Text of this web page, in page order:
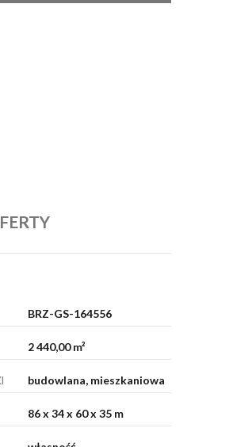
BRZ-GS-164556
2 440,00 m²
budowlana, mieszkaniowa
86 x 34 x 60 x 35 m